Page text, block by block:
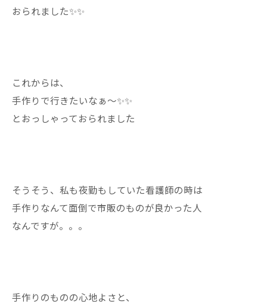
おられました✨✨
これからは、
手作りで行きたいなぁ〜✨✨
とおっしゃっておられました
そうそう、私も夜勤もしていた看護師の時は
手作りなんて面倒で市販のものが良かった人
なんですが。。。
手作りのものの心地よさと、